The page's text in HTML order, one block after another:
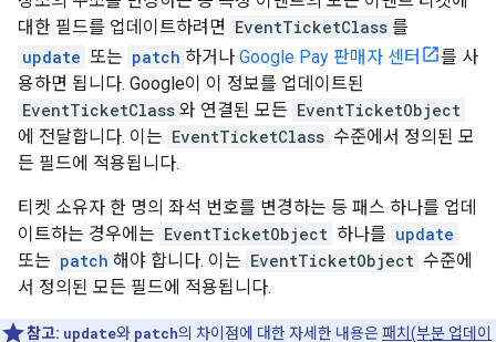
대한 필드를 업데이트하려면 EventTicketClass 를
update 또는 patch 하거나 Google Pay 판매자 센터
를 사
용하면 됩니다. Google이 이 정보를 업데이트된
EventTicketClass 와 연결된 모든 EventTicketObject
에 전달합니다. 이는 EventTicketClass 수준에서 정의된 모
든 필드에 적용됩니다.
티켓 소유자 한 명의 좌석 번호를 변경하는 등 패스 하나를 업데
이트하는 경우에는 EventTicketObject 하나를 update
또는 patch 해야 합니다. 이는 EventTicketObject 수준에
서 정의된 모든 필드에 적용됩니다.
참고: update와 patch의 차이점에 대한 자세한 내용은패치(부분 업데이